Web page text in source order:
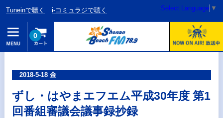
Tuneinで聴く i-コミュラジで聴く Select Language ▼
0
2018-5-18 金
ずし・はやまエフエム平成30年度 第1
回番組審議会議事録抄録